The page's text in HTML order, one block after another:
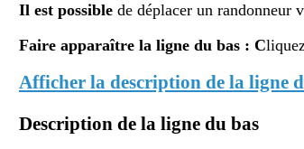
Il est possible de déplacer un randonneur
Faire apparaître la ligne du bas : C
Afficher la description de la ligne
Description de la ligne du bas